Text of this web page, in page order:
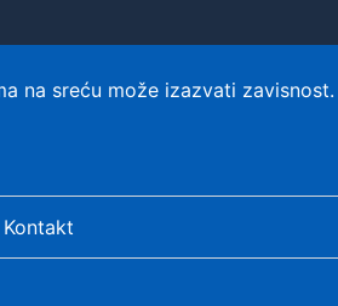
na sreću može izazvati zavisnost.
Kontakt